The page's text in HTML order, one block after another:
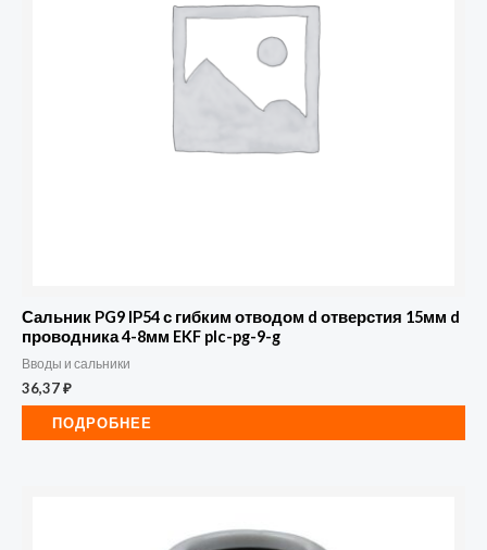
Сальник PG9 IP54 с гибким отводом d отверстия 15мм d
проводника 4-8мм EKF plc-pg-9-g
Вводы и сальники
36,37₽
ПОДРОБНЕЕ